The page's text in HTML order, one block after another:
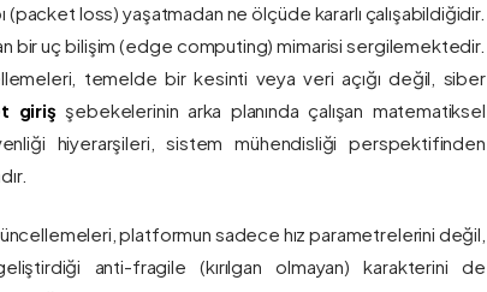
loss) yaşatmadan ne ölçüde kararlı çalışabildiğidir.
bir uç bilişim (edge computing) mimarisi sergilemektedir.
temelde bir kesinti veya veri açığı değil, siber
giriş şebekelerinin arka planında çalışan matematiksel
hiyerarşileri, sistem mühendisliği perspektifinden
platformun sadece hız parametrelerini değil,
anti-fragile (kırılgan olmayan) karakterini de